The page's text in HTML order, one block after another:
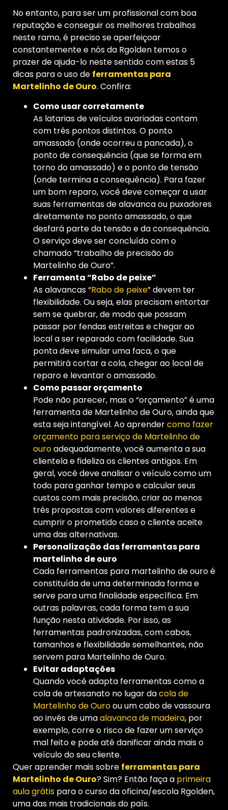
No entanto, para ser um profissional com boa
reputação e conseguir os melhores trabalhos
neste ramo, é preciso se aperfeiçoar
constantemente e nós da Rgolden temos o
prazer de ajuda-lo neste sentido com estas 5
dicas para o uso de ferramentas para
Martelinho de Ouro. Confira:
Como usar corretamente
As latarias de veículos avariadas contam
com três pontos distintos. O ponto
amassado (onde ocorreu a pancada), o
ponto de consequência (que se forma em
torno do amassado) e o ponto de tensão
(onde termina a consequência). Para fazer
um bom reparo, você deve começar a usar
suas ferramentas de alavanca ou puxadores
diretamente no ponto amassado, o que
desfará parte da tensão e da consequência.
O serviço deve ser concluído com o
chamado “trabalho de precisão do
Martelinho de Ouro”.
Ferramenta “Rabo de peixe”
As alavancas “Rabo de peixe” devem ter
flexibilidade. Ou seja, elas precisam entortar
sem se quebrar, de modo que possam
passar por fendas estreitas e chegar ao
local a ser reparado com facilidade. Sua
ponta deve simular uma faca, o que
permitirá cortar a cola, chegar ao local de
reparo e levantar o amassado.
Como passar orçamento
Pode não parecer, mas o “orçamento” é uma
ferramenta de Martelinho de Ouro, ainda que
esta seja intangível. Ao aprendercomo fazer
orçamento para serviço de Martelinho de
ouroadequadamente, você aumenta a sua
clientela e fideliza os clientes antigos. Em
geral, você deve analisar o veículo como um
todo para ganhar tempo e calcular seus
custos com mais precisão, criar ao menos
três propostas com valores diferentes e
cumprir o prometido caso o cliente aceite
uma das alternativas.
Personalização das ferramentas para
martelinho de ouro
Cada ferramentas para martelinho de ouro é
constituída de uma determinada forma e
serve para uma finalidade específica. Em
outras palavras, cada forma tem a sua
função nesta atividade. Por isso, as
ferramentas padronizadas, com cabos,
tamanhos e flexibilidade semelhantes, não
servem para Martelinho de Ouro.
Evitar adaptações
Quando você adapta ferramentas como a
cola de artesanato no lugar dacola de
Martelinho de Ouroou um cabo de vassoura
ao invés de umaalavanca de madeira, por
exemplo, corre o risco de fazer um serviço
mal feito e pode até danificar ainda mais o
veículo do seu cliente.
Quer aprender mais sobre ferramentas para
Martelinho de Ouro? Sim? Então faça a primeira
aula grátis para o curso da oficina/escola Rgolden,
uma das mais tradicionais do país.